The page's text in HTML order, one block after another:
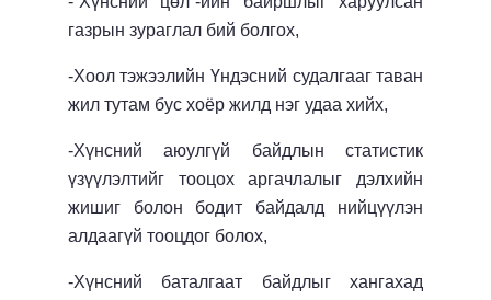
газрын зураглал бий болгох,
-Хоол тэжээлийн Үндэсний судалгаагтаван
жил тутам бус хоёржилд нэгудаа хийх,
-Хүнсний аюулгүй байдлын статистик
үзүүлэлтийг тооцох аргачлалыг дэлхийн
жишиг болон бодит байдалд нийцүүлэн
алдаагүй тооцдог болох,
-Хүнсний баталгаат байдлыг хангахад